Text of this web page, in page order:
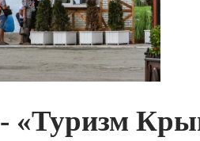
«Туризм